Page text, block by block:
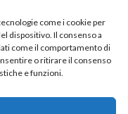
come i cookie per
dispositivo. Il consenso a
come il comportamento di
o ritirare il consenso
e funzioni.
smartphone computer